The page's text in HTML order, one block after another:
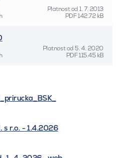
Platnost od1. 7. 2013
PDF142.72 kB
Platnost od 5. 4. 2020
PDF115.45 kB
s r.o. - 1.4.2026